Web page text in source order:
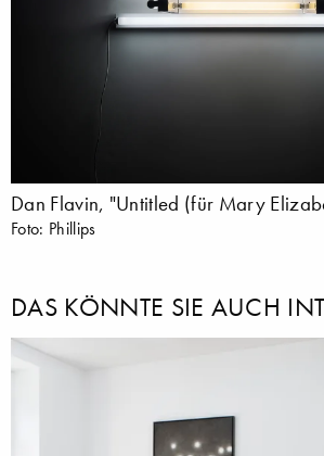
Dan Flavin, "Untitled (für Mary
Foto: Phillips
DAS KÖNNTE SIE AUCH